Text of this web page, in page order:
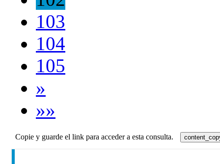
103
104
105
»
»»
Copie y guarde el link para acceder a esta consulta.